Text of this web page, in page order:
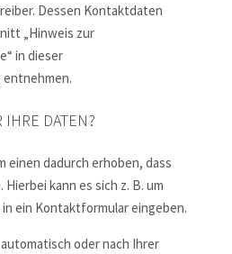
Dessen Kontaktdaten
„Hinweis zur
in dieser
IHRE DATEN?
einen dadurch erhoben, dass
kann es sich z. B. um
ein Kontaktformular eingeben.
oder nach Ihrer